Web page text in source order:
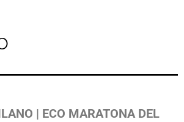
| ECO MARATONA DEL